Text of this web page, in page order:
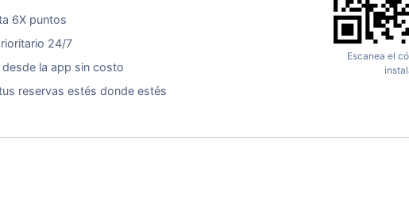
6X puntos
24/7
desde la app sin costo
reservas estés donde estés
Escanea el